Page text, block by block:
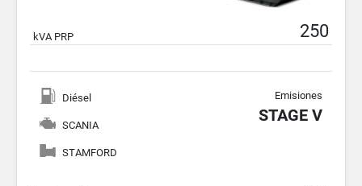
kVA PRP 250
Diésel
SCANIA
STAMFORD
Emisiones
STAGE V